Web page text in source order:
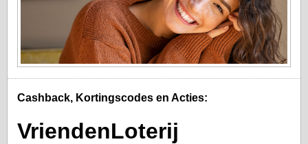
Cashback, Kortingscodes en Acties:
VriendenLoterij